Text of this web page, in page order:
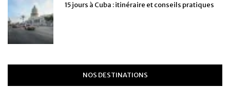
15 jours à Cuba : itinéraire et conseils pratiques
NOS DESTINATIONS